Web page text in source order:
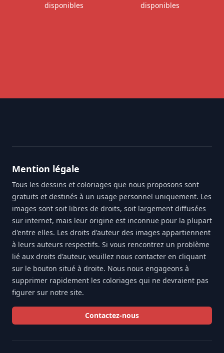
disponibles
disponibles
Mention légale
Tous les dessins et coloriages que nous proposons sont
gratuits et destinés à un usage personnel uniquement. Les
images sont soit libres de droits, soit largement diffusées
sur internet, mais leur origine est inconnue pour la plupart
d'entre elles. Les droits d'auteur des images appartiennent
à leurs auteurs respectifs. Si vous rencontrez un problème
lié aux droits d'auteur, veuillez nous contacter en cliquant
sur le bouton situé à droite. Nous nous engageons à
supprimer rapidement les coloriages qui ne devraient pas
figurer sur notre site.
Contactez-nous